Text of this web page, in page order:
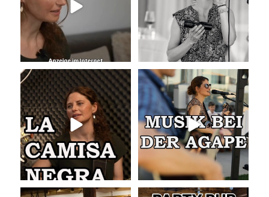
34
La Camisa Negra
Wir lieben...
50 0
Musik bei der Agape
Was passiert...
54 4